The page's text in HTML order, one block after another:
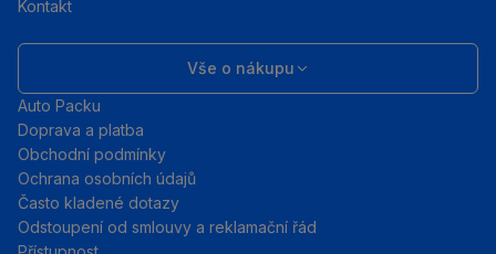
Kontakt
Vše o nákupu
Auto Packu
Doprava a platba
Obchodní podmínky
Ochrana osobních údajů
Často kladené dotazy
Odstoupení od smlouvy a reklamační řád